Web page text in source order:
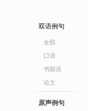
双语例句
全部
口语
书面语
论文
原声例句